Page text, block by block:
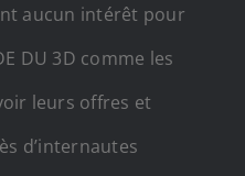
aucun intérêt pour
DU 3D comme les
leurs offres et
d’internautes